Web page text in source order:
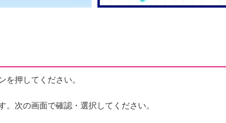
押してください。
。次の画面で確認・選択してください。